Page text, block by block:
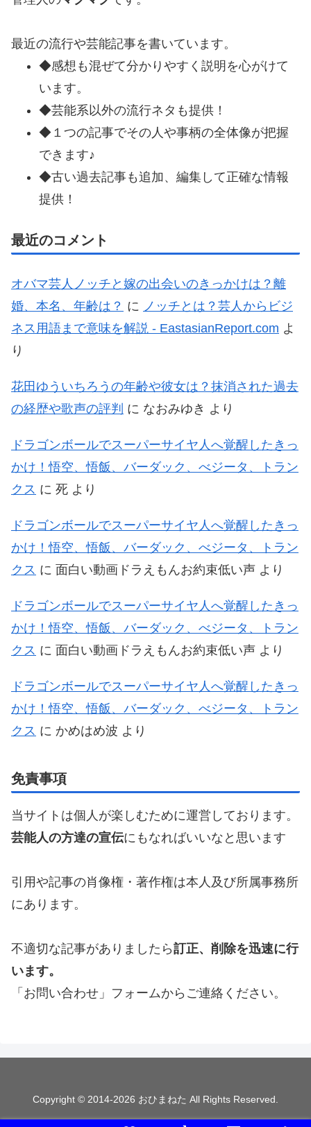
最近の流行や芸能記事を書いています。
◆感想も混ぜて分かりやすく説明を心がけて
います。
◆芸能系以外の流行ネタも提供！
◆１つの記事でその人や事柄の全体像が把握
できます♪
◆古い過去記事も追加、編集して正確な情報
提供！
最近のコメント
オバマ芸人ノッチと嫁の出会いのきっかけは？離
婚、本名、年齢は？ に ノッチとは？芸人からビジ
ネス用語まで意味を解説 - EastasianReport.com よ
り
花田ゆういちろうの年齢や彼女は？抹消された過去
の経歴や歌声の評判 に なおみゆき より
ドラゴンボールでスーパーサイヤ人へ覚醒したきっ
かけ！悟空、悟飯、バーダック、べジータ、トラン
クス に 死 より
ドラゴンボールでスーパーサイヤ人へ覚醒したきっ
かけ！悟空、悟飯、バーダック、べジータ、トラン
クス に 面白い動画ドラえもんお約束低い声 より
ドラゴンボールでスーパーサイヤ人へ覚醒したきっ
かけ！悟空、悟飯、バーダック、べジータ、トラン
クス に 面白い動画ドラえもんお約束低い声 より
ドラゴンボールでスーパーサイヤ人へ覚醒したきっ
かけ！悟空、悟飯、バーダック、べジータ、トラン
クス に かめはめ波 より
免責事項
当サイトは個人が楽しむために運営しております。
芸能人の方達の宣伝にもなればいいなと思います
引用や記事の肖像権・著作権は本人及び所属事務所
にあります。
不適切な記事がありましたら訂正、削除を迅速に行
います。
「お問い合わせ」フォームからご連絡ください。
Copyright © 2014-2026 おひまねた All Rights Reserved.